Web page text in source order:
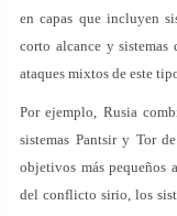
en capas que incluyen
corto alcance y sistemas
ataques mixtos de este
Por ejemplo, Rusia
sistemas Pantsir y Tor
objetivos más pequeños
del conflicto sirio, los